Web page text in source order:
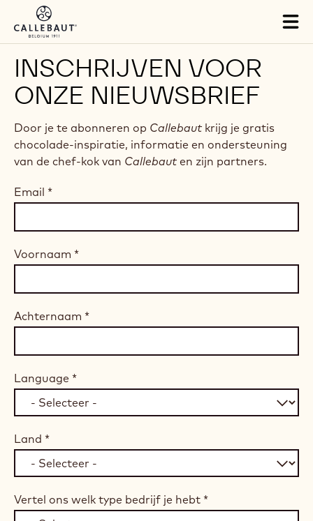
Skip to main content
INSCHRIJVEN VOOR
ONZE NIEUWSBRIEF
Door je te abonneren op Callebaut krijg je gratis
chocolade-inspiratie, informatie en ondersteuning
van de chef-kok van Callebaut en zijn partners.
Email *
Voornaam *
Achternaam *
Language *
Land *
Vertel ons welk type bedrijf je hebt *